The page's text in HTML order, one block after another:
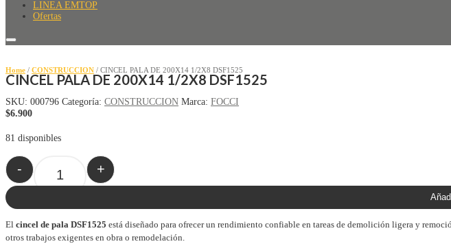
LINEA EMTOP
Ofertas
Home / CONSTRUCCION / CINCEL PALA DE 200X14 1/2X8 DSF1525
CINCEL PALA DE 200X14 1/2X8 DSF1525
SKU: 000796 Categoría: CONSTRUCCION Marca: FOCCI
$6.900
81 disponibles
Quantity
- +
El cincel de pala DSF1525 está diseñado para ofrecer un rendimiento confiable en tareas de demolición ligera y
otros trabajos exigentes en obra o remodelación.